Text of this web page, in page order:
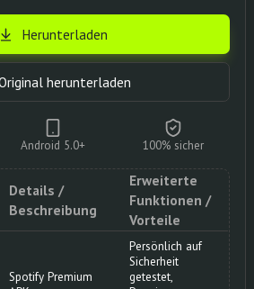
Herunterladen
herunterladen
Android 5.0+ 100% sicher
Details /
Beschreibung
Erweiterte
Funktionen /
Vorteile
Spotify Premium
Persönlich auf
Sicherheit
getestet,